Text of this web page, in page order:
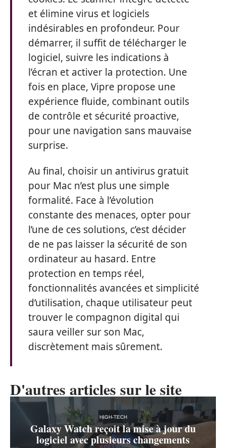
et élimine virus et logiciels
indésirables en profondeur. Pour
démarrer, il suffit de télécharger le
logiciel, suivre les indications à
l’écran et activer la protection. Une
fois en place, Vipre propose une
expérience fluide, combinant outils
de contrôle et sécurité proactive,
pour une navigation sans mauvaise
surprise.
Au final, choisir un antivirus gratuit
pour Mac n’est plus une simple
formalité. Face à l’évolution
constante des menaces, opter pour
l’une de ces solutions, c’est décider
de ne pas laisser la sécurité de son
ordinateur au hasard. Entre
protection en temps réel,
fonctionnalités avancées et simplicité
d’utilisation, chaque utilisateur peut
trouver le compagnon digital qui
saura veiller sur son Mac,
discrètement mais sûrement.
D'autres articles sur le site
HIGH-TECH
Galaxy Watch reçoit la mise à jour du
logiciel avec plusieurs changements